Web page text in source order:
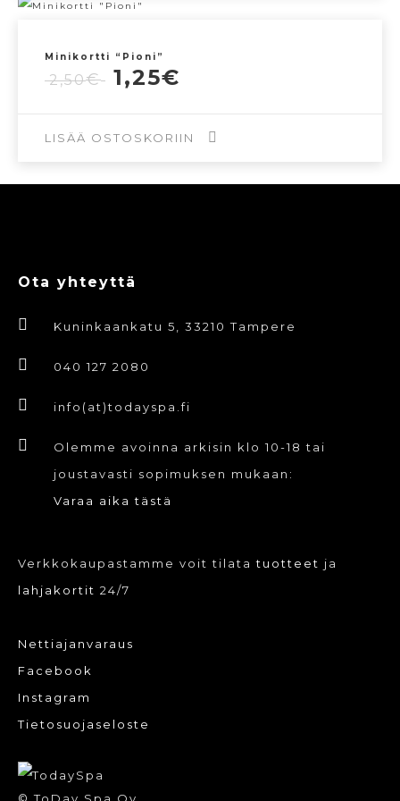
Minikortti “Pioni”
2,50€
Alkuperäinen
2,50€.
1,25€
1,25€.
LISÄÄ OSTOSKORIIN
Ota yhteyttä
Kuninkaankatu 5, 33210 Tampere
040 127 2080
info(at)todayspa.fi
Olemme avoinna arkisin klo 10-18 tai
joustavasti sopimuksen mukaan:
Varaa aika tästä
Verkkokaupastamme voit tilatatuotteet ja
lahjakortit 24/7
Nettiajanvaraus
Facebook
Instagram
Tietosuojaseloste
© ToDay Spa Oy.